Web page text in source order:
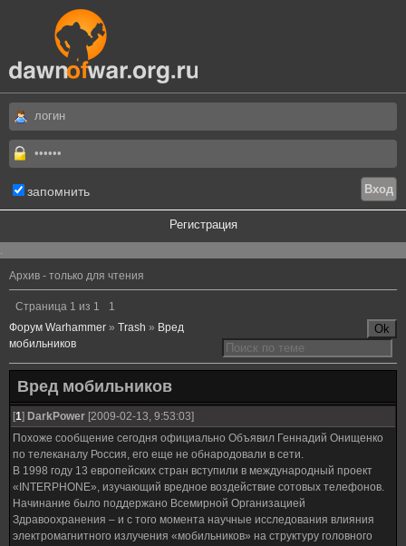
запомнить
Регистрация
.
Архив - только для чтения
Страница 1 из 1
1
Форум Warhammer » Trash » Вред
мобильников
Вред мобильников
[1] DarkPower [2009-02-13, 9:53:03]
Похоже сообщение сегодня официально Объявил Геннадий Онищенко
по телеканалу Россия, его еще не обнародовали в сети.
В 1998 году 13 европейских стран вступили в международный проект
«INTERPHONE», изучающий вредное воздействие сотовых телефонов.
Начинание было поддержано Всемирной Организацией
Здравоохранения – и с того момента научные исследования влияния
электромагнитного излучения «мобильников» на структуру головного